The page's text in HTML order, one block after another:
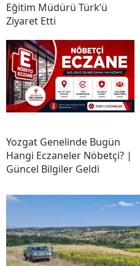
Eğitim Müdürü Türk’ü
Ziyaret Etti
Yozgat Genelinde Bugün
Hangi Eczaneler Nöbetçi? |
Güncel Bilgiler Geldi